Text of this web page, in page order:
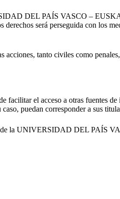
DEL PAÍS VASCO –
será perseguida con los
tanto civiles como penales,
facilitar el acceso a otras fuentes
puedan corresponder a sus
de la UNIVERSIDAD DEL PAÍS